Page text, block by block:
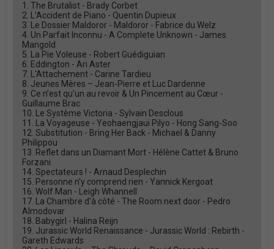
1. The Brutalist - Brady Corbet
2. L’Accident de Piano - Quentin Dupieux
3. Le Dossier Maldoror - Maldoror - Fabrice du Welz
4. Un Parfait Inconnu - A Complete Unknown - James
Mangold
5. La Pie Voleuse - Robert Guédiguian
6. Eddington - Ari Aster
7. L'Attachement - Carine Tardieu
8. Jeunes Mères – Jean-Pierre et Luc Dardenne
9. Ce n’est qu’un au revoir & Un Pincement au Cœur -
Guillaume Brac
10. Le Système Victoria - Sylvain Desclous
11. La Voyageuse - Yeohaengjaui Pilyo - Hong Sang-Soo
12. Substitution - Bring Her Back - Michael & Danny
Philippou
13. Reflet dans un Diamant Mort - Hélène Cattet & Bruno
Forzani
14. Spectateurs ! - Arnaud Desplechin
15. Personne n'y comprend rien - Yannick Kergoat
16. Wolf Man - Leigh Whannell
17. La Chambre d'à côté - The Room next door - Pedro
Almodovar
18. Babygirl - Halina Reijn
19. Jurassic World Renaissance - Jurassic World : Rebirth -
Gareth Edwards